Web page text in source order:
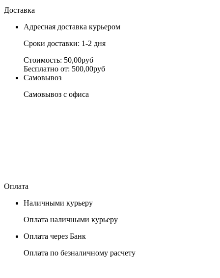
Доставка
Адресная доставка курьером
Сроки доставки: 1-2 дня
Стоимость: 50,00руб
Бесплатно от: 500,00руб
Самовывоз
Самовывоз с офиса
Оплата
Наличными курьеру
Оплата наличными курьеру
Оплата через Банк
Оплата по безналичному расчету